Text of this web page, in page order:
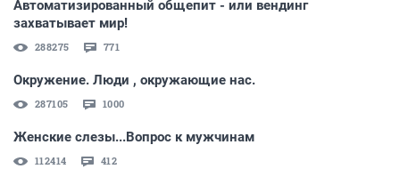
Автоматизированный общепит - или вендинг
захватывает мир!
288275 771
Окружение. Люди , окружающие нас.
287105 1000
Женские слезы...Вопрос к мужчинам
112414 412